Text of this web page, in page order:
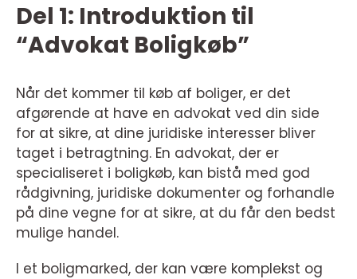
Del 1: Introduktion til
“Advokat Boligkøb”
Når det kommer til køb af boliger, er det
afgørende at have en advokat ved din side
for at sikre, at dine juridiske interesser bliver
taget i betragtning. En advokat, der er
specialiseret i boligkøb, kan bistå med god
rådgivning, juridiske dokumenter og forhandle
på dine vegne for at sikre, at du får den bedst
mulige handel.
I et boligmarked, der kan være komplekst og